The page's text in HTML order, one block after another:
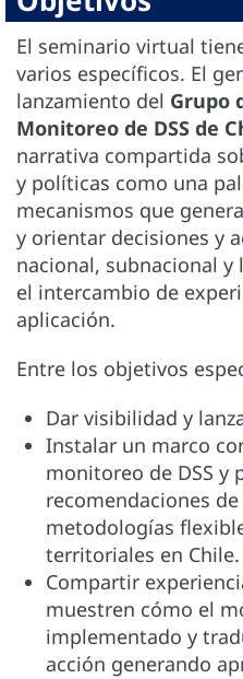
El seminario virtual
varios específicos. El
lanzamiento del Grupo
Monitoreo de DSS de
narrativa compartida
y políticas como una
mecanismos que
y orientar decisiones y
nacional, subnacional y
el intercambio de
aplicación.
Entre los objetivos
Dar visibilidad y
Instalar un marco
monitoreo de DSS y
recomendaciones de
metodologías
territoriales en Chile.
Compartir
muestren cómo el
implementado y
acción generando